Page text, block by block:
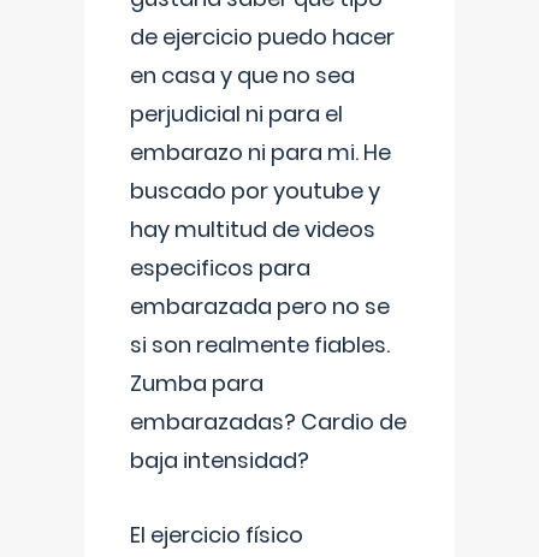
de ejercicio puedo hacer
en casa y que no sea
perjudicial ni para el
embarazo ni para mi. He
buscado por youtube y
hay multitud de videos
especificos para
embarazada pero no se
si son realmente fiables.
Zumba para
embarazadas? Cardio de
baja intensidad?
El ejercicio físico